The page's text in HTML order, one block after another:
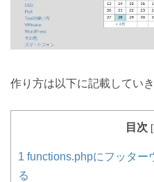
作り方は以下に記載していき
目次 [
1 functions.phpにフッター
る